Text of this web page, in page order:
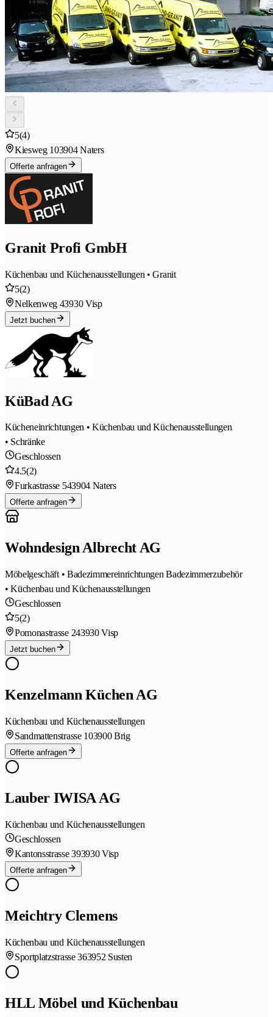
5(4)
Kiesweg 103904 Naters
Offerte anfragen
Granit Profi GmbH
Küchenbau und Küchenausstellungen • Granit
5(2)
Nelkenweg 43930 Visp
Jetzt buchen
KüBad AG
Kücheneinrichtungen • Küchenbau und Küchenausstellungen
• Schränke
Geschlossen
4.5(2)
Furkastrasse 543904 Naters
Offerte anfragen
Wohndesign Albrecht AG
Möbelgeschäft • Badezimmereinrichtungen Badezimmerzubehör
• Küchenbau und Küchenausstellungen
Geschlossen
5(2)
Pomonastrasse 243930 Visp
Jetzt buchen
Kenzelmann Küchen AG
Küchenbau und Küchenausstellungen
Sandmattenstrasse 103900 Brig
Offerte anfragen
Lauber IWISA AG
Küchenbau und Küchenausstellungen
Geschlossen
Kantonsstrasse 393930 Visp
Offerte anfragen
Meichtry Clemens
Küchenbau und Küchenausstellungen
Sportplatzstrasse 363952 Susten
HLL Möbel und Küchenbau